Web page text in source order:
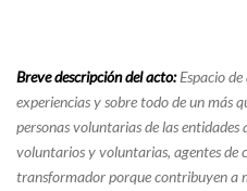
Breve descripción del acto:Espacio
experiencias y sobre todo de un más
personas voluntarias de las
voluntarios y voluntarias, agentes de
transformador porque contribuyen a